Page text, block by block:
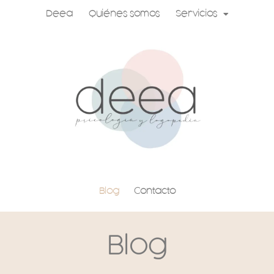
Deea Quiénes somos Servicios
Blog Contacto
Blog